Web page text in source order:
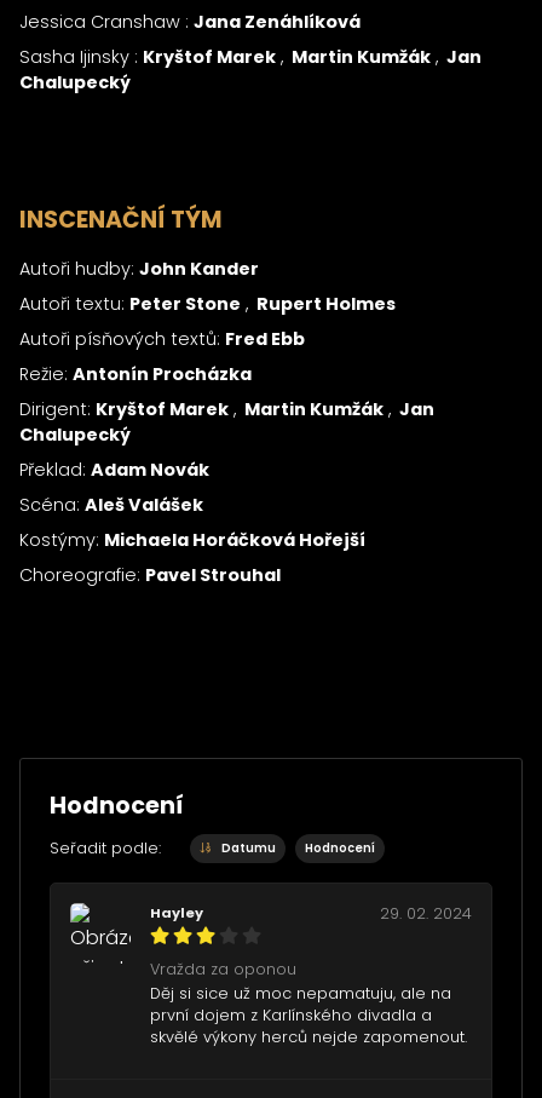
Jessica Cranshaw : Jana Zenáhlíková
Sasha Ijinsky : Kryštof Marek Martin Kumžák
Jan
Chalupecký
INSCENAČNÍ TÝM
Autoři hudby: John Kander
Autoři textu: Peter Stone
Rupert Holmes
Autoři písňových textů: Fred Ebb
Režie: Antonín Procházka
Dirigent: Kryštof Marek Martin Kumžák
Jan
Chalupecký
Překlad: Adam Novák
Scéna: Aleš Valášek
Kostýmy: Michaela Horáčková Hořejší
Choreografie: Pavel Strouhal
Hodnocení
Seřadit podle: Datumu Hodnocení
Hayley 29. 02. 2024
Vražda za oponou
Děj si sice už moc nepamatuju, ale na
první dojem z Karlínského divadla a
skvělé výkony herců nejde zapomenout.